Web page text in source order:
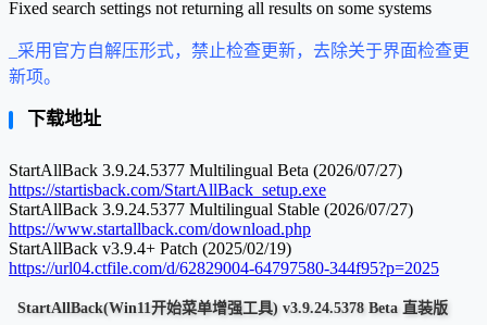
Fixed search settings not returning all results on some systems
_采用官方自解压形式，禁止检查更新，去除关于界面检查更
新项。
下载地址
StartAllBack 3.9.24.5377 Multilingual Beta (2026/07/27)
https://startisback.com/StartAllBack_setup.exe
StartAllBack 3.9.24.5377 Multilingual Stable (2026/07/27)
https://www.startallback.com/download.php
StartAllBack v3.9.4+ Patch (2025/02/19)
https://url04.ctfile.com/d/62829004-64797580-344f95?p=2025
StartAllBack(Win11开始菜单增强工具) v3.9.24.5378 Beta 直装版